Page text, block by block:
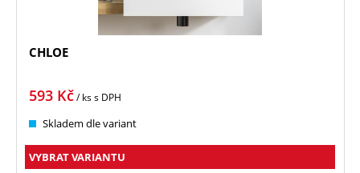
CHLOE
593 Kč/ kss DPH
Skladem dle variant
VYBRAT VARIANTU